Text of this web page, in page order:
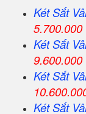
Két Sắt
5.700.000
Két Sắt
9.600.000
Két Sắt
Két Sắt